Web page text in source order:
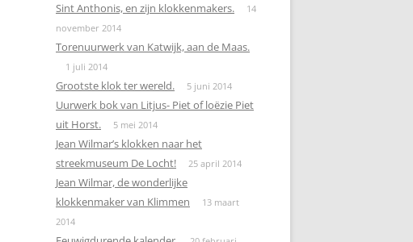
Sint Anthonis, en zijn klokkenmakers.
14
november 2014
Torenuurwerk van Katwijk, aan de Maas.
1 juli 2014
Grootste klok ter wereld. 5 juni 2014
Uurwerk bok van Litjus- Piet of loëzie Piet
uit Horst.
5 mei 2014
Jean Wilmar’s klokken naar het
streekmuseum De Locht!
25 april 2014
Jean Wilmar, de wonderlijke
klokkenmaker van Klimmen
13 maart
2014